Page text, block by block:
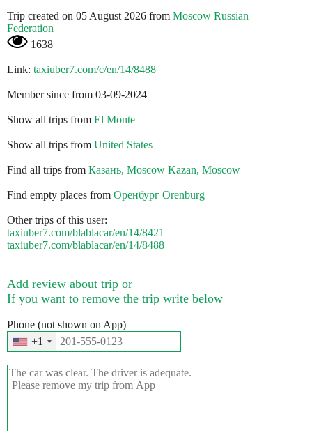
Trip created on 05 August 2026 from Moscow Russian
Federation
1638
Link: taxiuber7.com/c/en/14/8488
Member since from 03-09-2024
Show all trips from El Monte
Show all trips from United States
Find all trips from Казань, Moscow Kazan, Moscow
Find empty places from Оренбург Orenburg
Other trips of this user:
taxiuber7.com/blablacar/en/14/8421
taxiuber7.com/blablacar/en/14/8488
Add review about trip or
If you want to remove the trip write below
Phone (not shown on App)
+1